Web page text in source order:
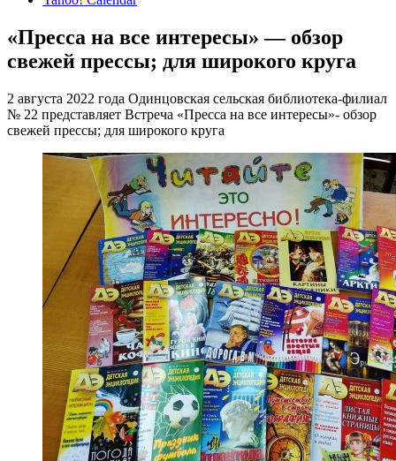
«Пресса на все интересы» — обзор
свежей прессы; для широкого круга
2 августа 2022 года Одинцовская сельская библиотека-филиал
№ 22 представляет Встреча «Пресса на все интересы»- обзор
свежей прессы; для широкого круга